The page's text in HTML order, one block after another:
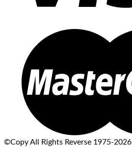
©Copy All Rights Reverse 1975-2026